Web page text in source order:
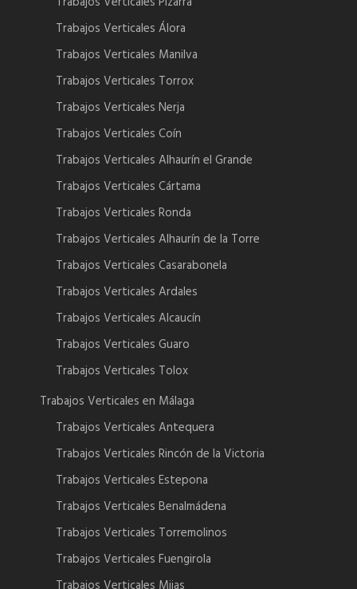
Trabajos Verticales Álora
Trabajos Verticales Manilva
Trabajos Verticales Torrox
Trabajos Verticales Nerja
Trabajos Verticales Coín
Trabajos Verticales Alhaurín el Grande
Trabajos Verticales Cártama
Trabajos Verticales Ronda
Trabajos Verticales Alhaurín de la Torre
Trabajos Verticales Casarabonela
Trabajos Verticales Ardales
Trabajos Verticales Alcaucín
Trabajos Verticales Guaro
Trabajos Verticales Tolox
Trabajos Verticales en Málaga
Trabajos Verticales Antequera
Trabajos Verticales Rincón de la Victoria
Trabajos Verticales Estepona
Trabajos Verticales Benalmádena
Trabajos Verticales Torremolinos
Trabajos Verticales Fuengirola